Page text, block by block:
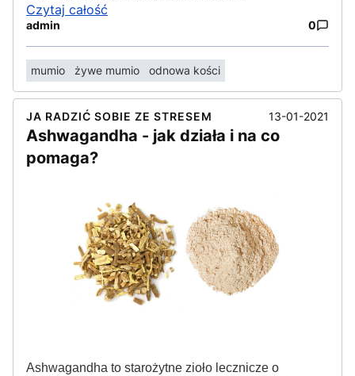
Czytaj całość
admin 0
mumio żywe mumio odnowa kości
JA RADZIĆ SOBIE ZE STRESEM 13-01-2021
Ashwagandha - jak działa i na co
pomaga?
Ashwagandha to starożytne zioło lecznicze o